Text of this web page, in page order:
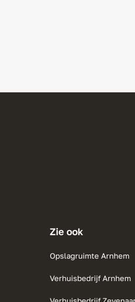
Zie ook
Opslagruimte Arnhem
Verhuisbedrijf Arnhem